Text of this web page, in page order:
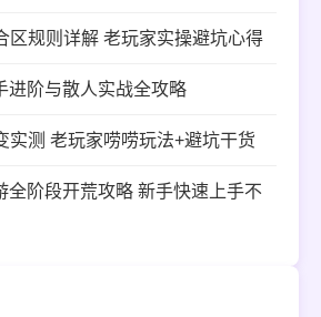
区规则详解 老玩家实操避坑心得
进阶与散人实战全攻略
实测 老玩家唠唠玩法+避坑干货
全阶段开荒攻略 新手快速上手不